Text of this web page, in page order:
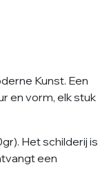
Kunst. Een
en vorm, elk stuk
Het schilderij is
een